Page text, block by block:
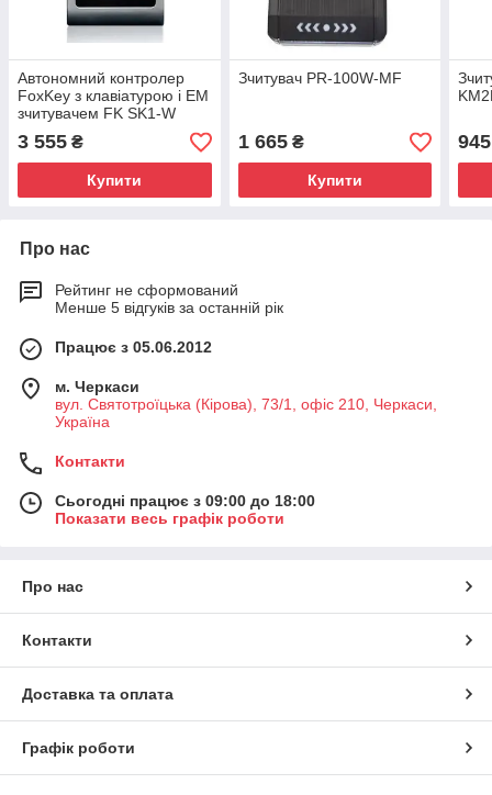
Автономний контролер
FoxKey з клавіатурою і EM
зчитувачем FK SK1-W
3 555 ₴
Купити
Зчитувач PR-100W-MF
1 665₴
Купити
945
Про нас
Рейтинг не сформований
Менше 5 відгуків за останній рік
Працює з 05.06.2012
м. Черкаси
вул. Святотроїцька (Кірова), 73/1, офіс 210, Черкаси,
Україна
Контакти
Сьогодні працює з 09:00 до 18:00
Показати весь графік роботи
Про нас
Контакти
Доставка та оплата
Графік роботи